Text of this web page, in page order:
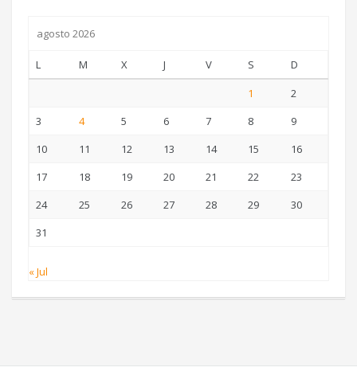
agosto 2026
L M X J V S
D
1
2
3
4 5 6 7 8
9
10
11 12 13 14 15
16
17
18 19 20 21 22
23
24
25 26 27 28 29
30
31
« Jul